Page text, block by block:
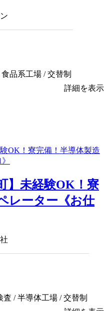
品系工場 / 交替制
詳細を表示
】未経験OK！寮
レーター《お仕
/ 半導体工場 / 交替制